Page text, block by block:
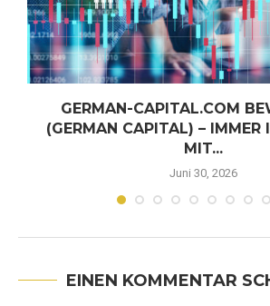
GERMAN-CAPITAL.COM
(GERMAN CAPITAL) – IMMER
MIT...
Juni 30, 2026
EINEN KOMMENTAR